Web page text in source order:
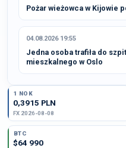
Pożar wieżowca w Kijowie
04.08.2026 19:55
Jedna osoba trafiła do
mieszkalnego w Oslo
1 NOK
0,3915 PLN
FX 2026-08-08
BTC
$64 990